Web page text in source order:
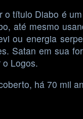
título Diabo é
até mesmo
ou energia
Satan em sua
Logos.
há 70 mil